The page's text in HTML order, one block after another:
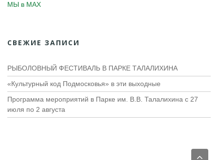
МЫ в MAX
СВЕЖИЕ ЗАПИСИ
РЫБОЛОВНЫЙ ФЕСТИВАЛЬ В ПАРКЕ ТАЛАЛИХИНА
«Культурный код Подмосковья» в эти выходные
Программа мероприятий в Парке им. В.В. Талалихина с 27
июля по 2 августа